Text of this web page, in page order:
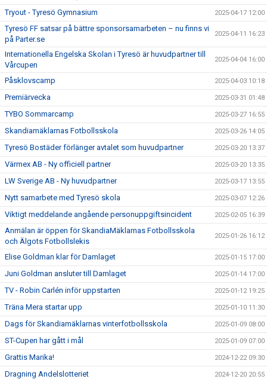
Tryout - Tyresö Gymnasium 2025-04-17 12:00
Tyresö FF satsar på bättre sponsorsamarbeten – nu finns vi
på Parter.se
2025-04-11 16:23
Internationella Engelska Skolan i Tyresö är huvudpartner till
Vårcupen
2025-04-04 16:00
Påsklovscamp 2025-04-03 10:18
Premiärvecka 2025-03-31 01:48
TYBO Sommarcamp 2025-03-27 16:55
Skandiamäklarnas Fotbollsskola 2025-03-26 14:05
Tyresö Bostäder förlänger avtalet som huvudpartner 2025-03-20 13:37
Värmex AB - Ny officiell partner 2025-03-20 13:35
LW Sverige AB - Ny huvudpartner 2025-03-17 13:55
Nytt samarbete med Tyresö skola 2025-03-07 12:26
Viktigt meddelande angående personuppgiftsincident 2025-02-05 16:39
Anmälan är öppen för SkandiaMäklarnas Fotbollsskola
och Älgots Fotbollslekis
2025-01-26 16:12
Elise Goldman klar för Damlaget 2025-01-15 17:00
Juni Goldman ansluter till Damlaget 2025-01-14 17:00
TV - Robin Carlén inför uppstarten 2025-01-12 19:25
Träna Mera startar upp 2025-01-10 11:30
Dags för Skandiamäklarnas vinterfotbollsskola 2025-01-09 08:00
ST-Cupen har gått i mål 2025-01-09 07:00
Grattis Marika! 2024-12-22 09:30
Dragning Andelslotteriet 2024-12-20 20:55